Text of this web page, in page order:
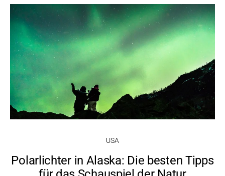
USA
Polarlichter in Alaska: Die besten Tipps